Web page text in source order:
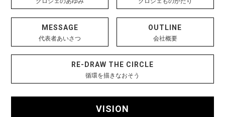
MESSAGE
代表者あいさつ
OUTLINE
会社概要
RE-DRAW THE CIRCLE
循環を描きなおそう
VISION